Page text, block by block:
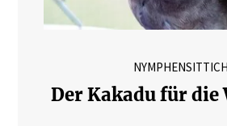
NYMPHENSITTICH
Der Kakadu für die